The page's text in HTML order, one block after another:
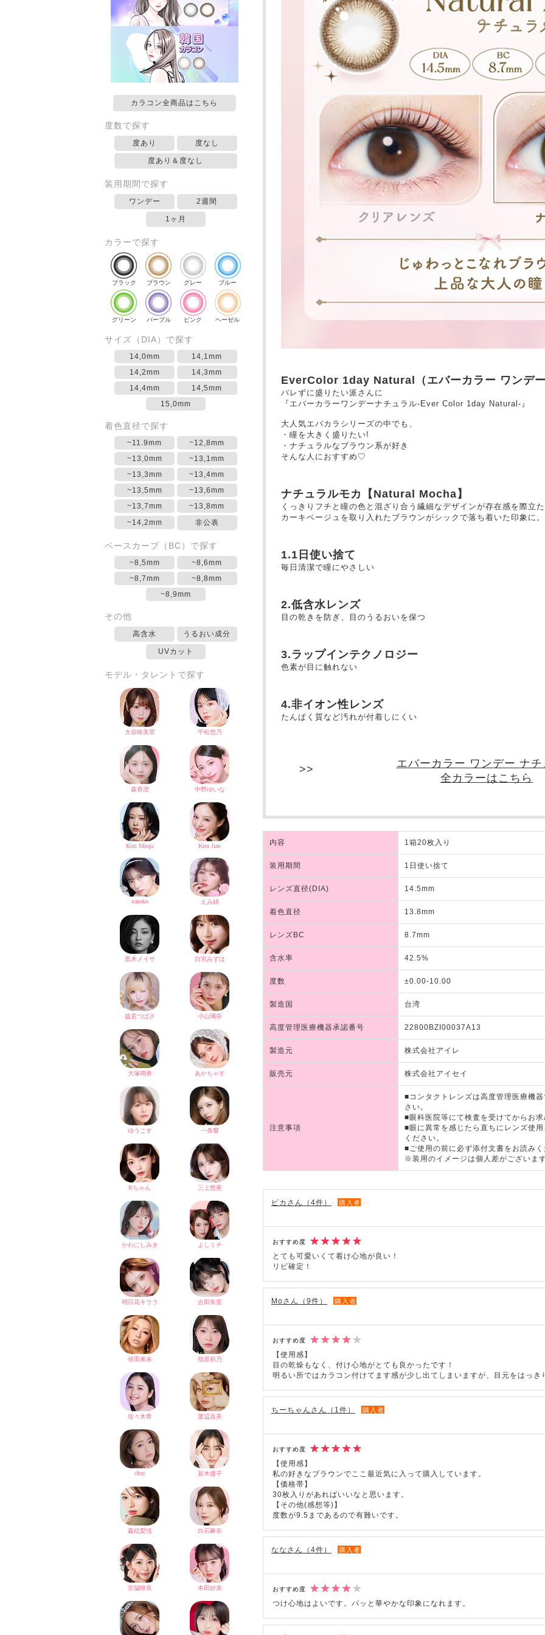
カラコン全商品はこちら
度数で探す
度あり 度なし
度あり＆度なし
装用期間で探す
ワンデー 2週間
1ヶ月
カラーで探す
ブラック ブラウン グレー ブルー
グリーン パープル ピンク ヘーゼル
サイズ（DIA）で探す
14,0mm
14,1mm
14,2mm
14,3mm
14,4mm
14,5mm
15,0mm
着色直径で探す
~11.9mm
~12,8mm
~13,0mm
~13,1mm
~13,3mm
~13,4mm
~13,5mm
~13,6mm
~13,7mm
~13,8mm
~14,2mm
非公表
ベースカーブ（BC）で探す
~8,5mm
~8,6mm
~8,7mm
~8,8mm
~8,9mm
その他
高含水 うるおい成分
UVカット
モデル・タレントで探す
EverColor 1day Natural（エバーカラー ワンデ
バレずに盛りたい派さんに
『エバーカラーワンデーナチュラル-Ever Color 1day Natural-』
大人気エバカラシリーズの中でも、
・瞳を大きく盛りたい!
・ナチュラルなブラウン系が好き
そんな人におすすめ♡
ナチュラルモカ【Natural Mocha】
くっきりフチと瞳の色と混ざり合う繊細なデザインが存在感を際立
カーキベージュを取り入れたブラウンがシックで落ち着いた印象に。
1.1日使い捨て
毎日清潔で瞳にやさしい
2.低含水レンズ
目の乾きを防ぎ、目のうるおいを保つ
3.ラップインテクノロジー
色素が目に触れない
4.非イオン性レンズ
たんぱく質など汚れが付着しにくい
エバーカラー ワンデー ナチ
全カラーはこちら
内容 1箱20枚入り
装用期間 1日使い捨て
レンズ直径(DIA) 14.5mm
着色直径 13.8mm
レンズBC 8.7mm
含水率 42.5%
度数 ±0.00-10.00
製造国 台湾
高度管理医療機器承認番号 22800BZI00037A13
製造元 株式会社アイレ
販売元 株式会社アイセイ
注意事項
■コンタクトレンズは高度管理医療機
さい。
■眼科医院等にて検査を受けてからお
■眼に異常を感じたら直ちにレンズ使
ください。
■ご使用の前に必ず添付文書をお読み
※装用のイメージは個人差がございま
ピカさん（4件） 購入者
おすすめ度
とても可愛いくて着け心地が良い！
リピ確定！
Moさん（9件） 購入者
おすすめ度
【使用感】
目の乾燥もなく、付け心地がとても良かったです！
明るい所ではカラコン付けてます感が少し出てしまいますが、目元をはっ
ちーちゃんさん（1件） 購入者
おすすめ度
【使用感】
私の好きなブラウンでここ最近気に入って購入しています。
【価格帯】
30枚入りがあればいいなと思います。
【その他(感想等)】
度数が9.5まであるので有難いです。
ななさん（4件） 購入者
おすすめ度
つけ心地はよいです。パッと華やかな印象になれます。